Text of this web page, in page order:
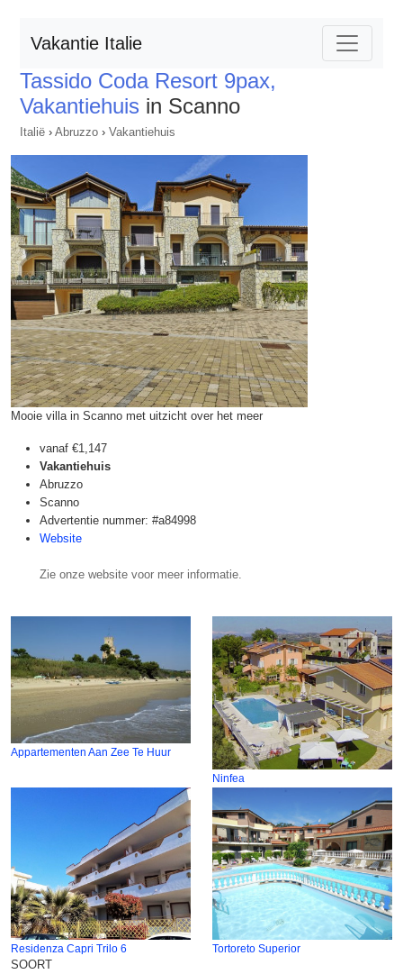
Vakantie Italie
Tassido Coda Resort 9pax,
Vakantiehuis in Scanno
Italië › Abruzzo › Vakantiehuis
Mooie villa in Scanno met uitzicht over het meer
vanaf €1,147
Vakantiehuis
Abruzzo
Scanno
Advertentie nummer: #a84998
Website
Zie onze website voor meer informatie.
Appartementen Aan Zee Te Huur
Ninfea
Residenza Capri Trilo 6 Tortoreto Superior
SOORT